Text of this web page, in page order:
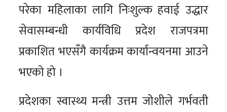
परेका महिलाका लागि निःशुल्क हवाई उद्धार
सेवासम्बन्धी कार्यविधि प्रदेश राजपत्रमा
प्रकाशित भएसँगै कार्यक्रम कार्यान्वयनमा आउने
भएको हो ।
प्रदेशका स्वास्थ्य मन्त्री उत्तम जोशीले गर्भवती